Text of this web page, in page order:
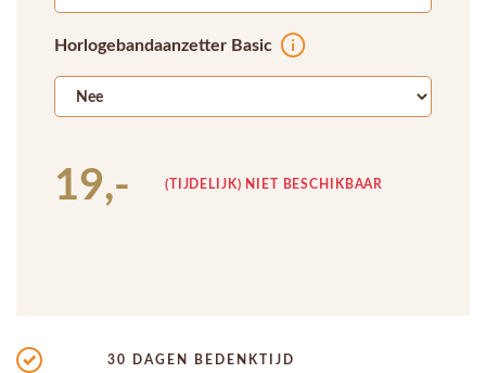
Horlogebandaanzetter Basic
19,- (TIJDELIJK) NIET BESCHIKBAAR
30 DAGEN BEDENKTIJD